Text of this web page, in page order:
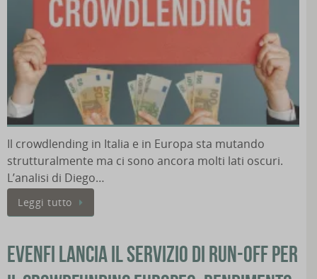
Il crowdlending in Italia e in Europa sta mutando
strutturalmente ma ci sono ancora molti lati oscuri.
L’analisi di Diego…
Leggi tutto
EVENFI lancia il servizio di Run-Off per